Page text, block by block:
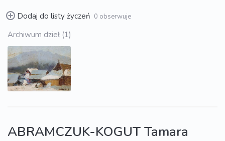
Dodaj do listy życzeń 0 obserwuje
Archiwum dzieł (1)
ABRAMCZUK-KOGUT Tamara